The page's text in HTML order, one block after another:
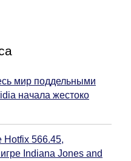
мир поддельными
начала жестоко
Hotfix 566.45,
Indiana Jones and